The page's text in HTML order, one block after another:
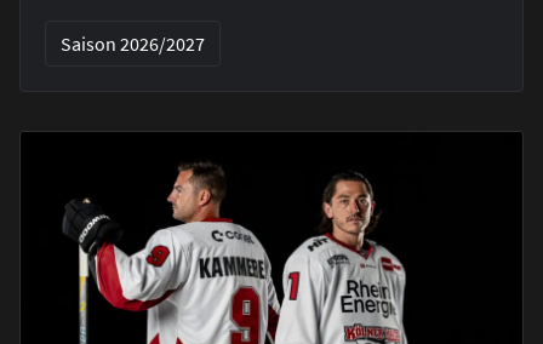
Saison 2026/2027